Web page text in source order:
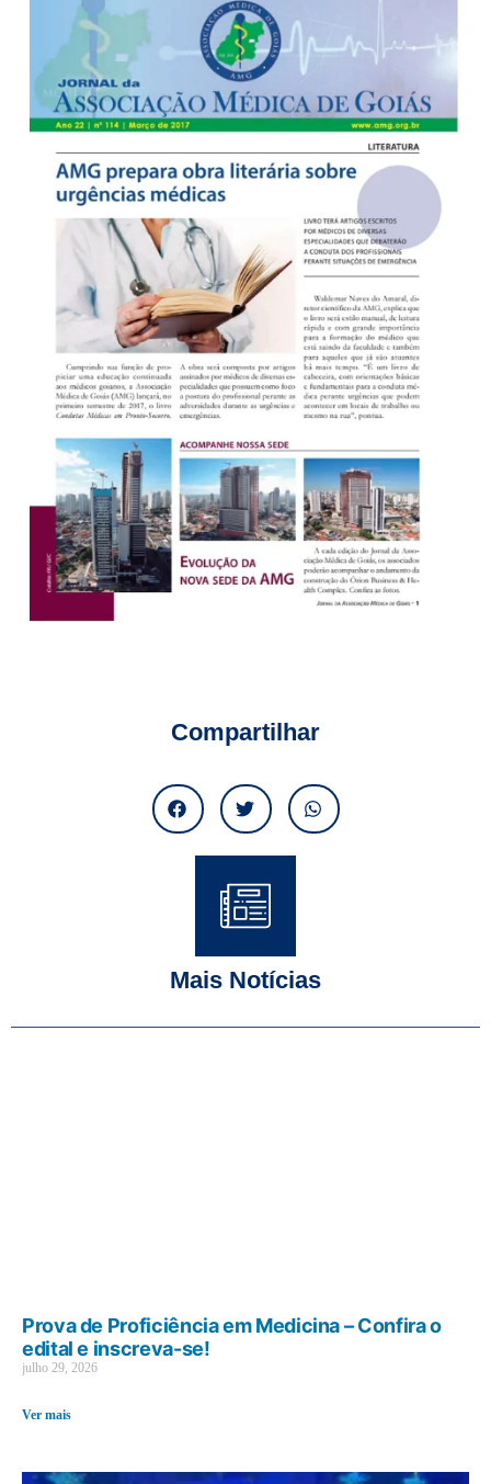
Compartilhar
Mais Notícias
Prova de Proficiência em Medicina – Confira o
edital e inscreva-se!
julho 29, 2026
Ver mais